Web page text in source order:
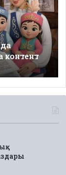
контент